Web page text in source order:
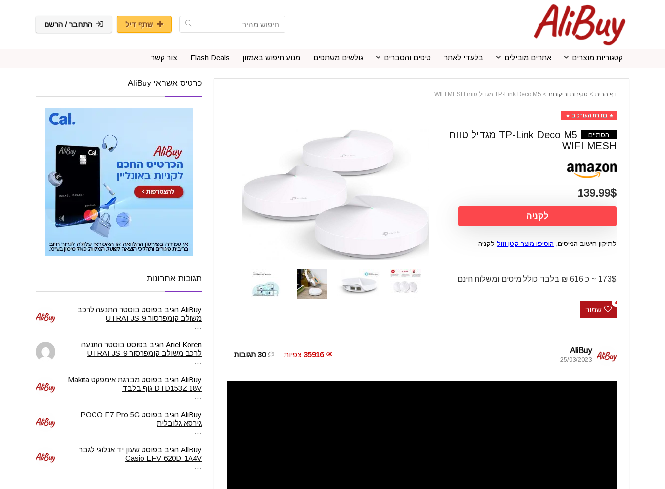
שתף דיל התחבר / הרשם
קטגוריות מוצרים אתרים מובילים בלעדי לאתר טיפים והסברים גולשים משתפים מנוע חיפוש באמזון Flash Deals צור קשר
דף הבית > סקירות וביקורות > TP-Link Deco M5 מגדיל טווח WIFI MESH
בחירת העורכים
הסתיים
TP-Link Deco M5 מגדיל טווח
WIFI MESH
139.99$
לקניה
לתיקון חישוב המיסים, הוסיפו מוצר קטן וזול לקניה
173$ ~ כ 616 ₪ בלבד כולל מיסים ומשלוח חינם
שמור
4
AliBuy
25/03/2023
35916 צפיות 30 תגובות
כרטיס אשראי AliBuy
תגובות אחרונות
AliBuy הגיב בפוסט בוסטר התנעה לרכב
משולב קומפרסור UTRAI JS-9
…
Ariel Koren הגיב בפוסט בוסטר התנעה
לרכב משולב קומפרסור UTRAI JS-9
…
AliBuy הגיב בפוסט
מברגת אימפקט Makita
DTD153Z 18V גוף בלבד
…
AliBuy הגיב בפוסט POCO F7 Pro 5G
גירסא גלובלית
…
AliBuy הגיב בפוסט שעון יד אנלוגי לגבר
Casio EFV-620D-1A4V
…